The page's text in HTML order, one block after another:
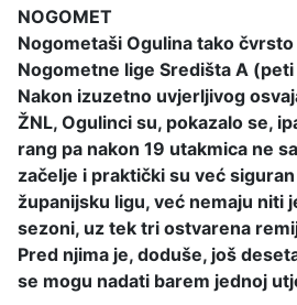
NOGOMET
Nogometaši Ogulina tako
Nogometne lige Središta A
Nakon izuzetno uvjerljivog
ŽNL, Ogulinci su, pokazalo se,
rang pa nakon 19 utakmica ne
začelje i praktički su već
županijsku ligu, već nemaju niti
sezoni, uz tek tri ostvarena
Pred njima je, doduše, još
se mogu nadati barem jednoj